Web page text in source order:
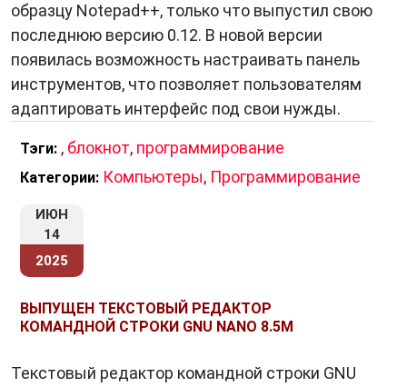
образцу Notepad++, только что выпустил свою
последнюю версию 0.12. В новой версии
появилась возможность настраивать панель
инструментов, что позволяет пользователям
адаптировать интерфейс под свои нужды.
Тэги: , блокнот, программирование
Категории: Компьютеры, Программирование
ИЮН
14
2025
ВЫПУЩЕН ТЕКСТОВЫЙ РЕДАКТОР
КОМАНДНОЙ СТРОКИ GNU NANO 8.5М
Текстовый редактор командной строки GNU